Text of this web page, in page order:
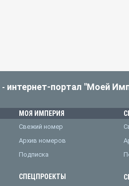
- интернет-портал "Моей
МОЯ ИМПЕРИЯ
Свежий номер
Архив номеров
Подписка
СПЕЦПРОЕКТЫ